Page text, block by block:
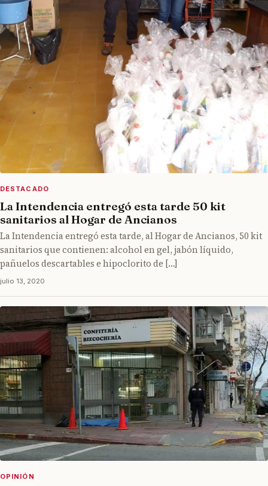
DESTACADO
La Intendencia entregó esta tarde 50 kit
sanitarios al Hogar de Ancianos
La Intendencia entregó esta tarde, al Hogar de Ancianos, 50 kit
sanitarios que contienen: alcohol en gel, jabón líquido,
pañuelos descartables e hipoclorito de […]
julio 13, 2020
OPINIÓN